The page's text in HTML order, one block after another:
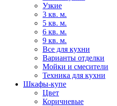
Узкие
3 кв. м.
5 кв. м.
6 кв. м.
9 кв. м.
Все для кухни
Варианты отделки
Мойки и смесители
Техника для кухни
Шкафы-купе
Цвет
Коричневые